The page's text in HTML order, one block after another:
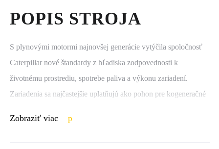
POPIS STROJA
S plynovými motormi najnovšej generácie vytýčila spoločnosť
Caterpillar nové štandardy z hľadiska zodpovednosti k
životnému prostrediu, spotrebe paliva a výkonu zariadení.
Zariadenia sa najčastejšie uplatňujú ako pohon pre kogeneračné
plyny z čističiek odpadových vôd či skládok odpadu alebo plyny
Zobraziť viac